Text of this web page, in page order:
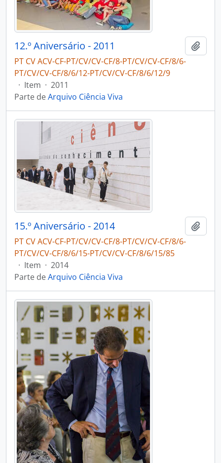
12.º Aniversário - 2011
PT CV ACV-CF-PT/CV/CV-CF/8-PT/CV/CV-CF/8/6-
PT/CV/CV-CF/8/6/12-PT/CV/CV-CF/8/6/12/9
· Item · 2011
Parte deArquivo Ciência Viva
15.º Aniversário - 2014
PT CV ACV-CF-PT/CV/CV-CF/8-PT/CV/CV-CF/8/6-
PT/CV/CV-CF/8/6/15-PT/CV/CV-CF/8/6/15/85
· Item · 2014
Parte deArquivo Ciência Viva